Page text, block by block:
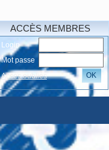
ACCÈS MEMBRES
Login
Mot passe
Accés oubliés
OK